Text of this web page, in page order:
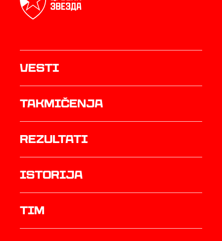
Vesti
Takmičenja
rezultati
istorija
TIM